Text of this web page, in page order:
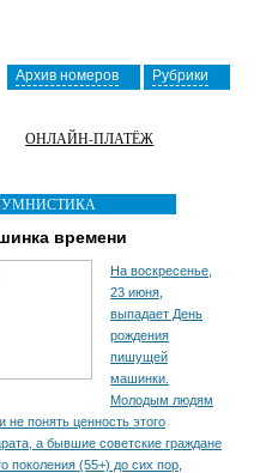
Архив номеров Рубрики
ОНЛАЙН-ПЛАТЁЖ
времени
На воскресенье,
23 июня,
выпадает День
рождения
пишущей
машинки.
Молодым людям
не понять ценность этого
а бывшие советские граждане
поколения (55+) до сих пор,